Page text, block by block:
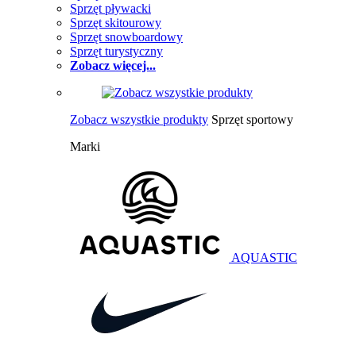
Sprzęt pływacki
Sprzęt skitourowy
Sprzęt snowboardowy
Sprzęt turystyczny
Zobacz więcej...
Zobacz wszystkie produkty Sprzęt sportowy
Marki
AQUASTIC